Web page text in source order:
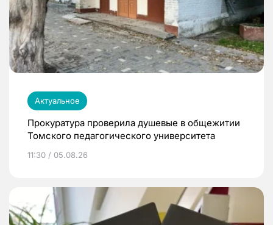
Актуальное
Прокуратура проверила душевые в общежитии
Томского педагогического университета
11:30 / 05.08.26